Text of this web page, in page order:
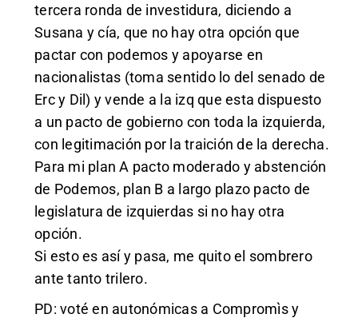
tercera ronda de investidura, diciendo a
Susana y cía, que no hay otra opción que
pactar con podemos y apoyarse en
nacionalistas (toma sentido lo del senado de
Erc y Dil) y vende a la izq que esta dispuesto
a un pacto de gobierno con toda la izquierda,
con legitimación por la traición de la derecha.
Para mi plan A pacto moderado y abstención
de Podemos, plan B a largo plazo pacto de
legislatura de izquierdas si no hay otra
opción.
Si esto es así y pasa, me quito el sombrero
ante tanto trilero.
PD: voté en autonómicas a Compromìs y